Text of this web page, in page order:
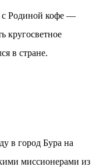
с Родиной кофе —
кругосветное
в стране.
в город Бура на
миссионерами из